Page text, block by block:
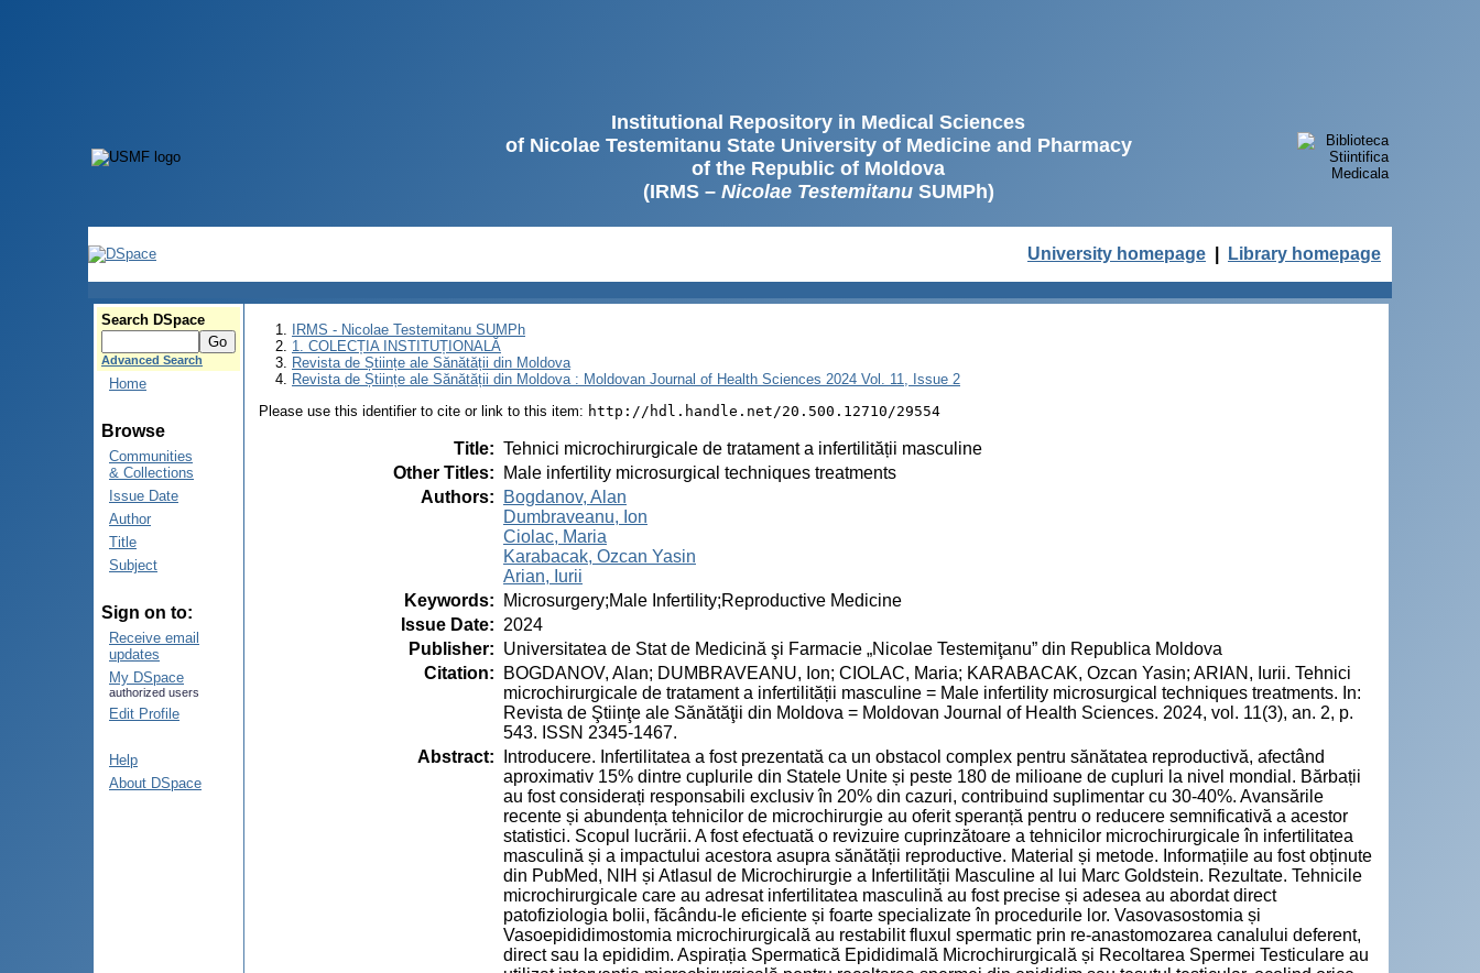
Institutional Repository in Medical Sciences
of Nicolae Testemitanu State University of Medicine and Pharmacy
of the Republic of Moldova
(IRMS – Nicolae TestemitanuSUMPh)
University homepage Library homepage
Search DSpace
Advanced Search
Home
Browse
Communities
& Collections
Issue Date
Author
Title
Subject
Sign on to:
Receive email
updates
My DSpace
authorized users
Edit Profile
Help
About DSpace
IRMS - Nicolae Testemitanu SUMPh
1. COLECȚIA INSTITUȚIONALĂ
Revista de Științe ale Sănătății din Moldova
Revista de Științe ale Sănătății din Moldova : Moldovan Journal of Health Sciences 2024 Vol. 11, Issue 2
Please use this identifier to cite or link to this item: http://hdl.handle.net/20.500.12710/29554
Title: Tehnici microchirurgicale de tratament a infertilității masculine
Other Titles:
Male infertility microsurgical techniques treatments
Authors:
Bogdanov, Alan
Dumbraveanu, Ion
Ciolac, Maria
Karabacak, Ozcan Yasin
Arian, Iurii
Keywords:
Microsurgery;Male Infertility;Reproductive Medicine
Issue Date: 2024
Publisher: Universitatea de Stat de Medicină şi Farmacie „Nicolae Testemiţanu” din Republica Moldova
Citation:
BOGDANOV, Alan; DUMBRAVEANU, Ion; CIOLAC, Maria; KARABACAK, Ozcan Yasin; ARIAN, Iurii. Tehnici
microchirurgicale de tratament a infertilității masculine = Male infertility microsurgical techniques treatments. In:
Revista de Ştiinţe ale Sănătăţii din Moldova = Moldovan Journal of Health Sciences. 2024, vol. 11(3), an. 2, p.
543. ISSN 2345-1467.
Abstract:
Introducere. Infertilitatea a fost prezentată ca un obstacol complex pentru sănătatea reproductivă, afectând
aproximativ 15% dintre cuplurile din Statele Unite și peste 180 de milioane de cupluri la nivel mondial. Bărbații
au fost considerați responsabili exclusiv în 20% din cazuri, contribuind suplimentar cu 30-40%. Avansările
recente și abundența tehnicilor de microchirurgie au oferit speranță pentru o reducere semnificativă a acestor
statistici. Scopul lucrării. A fost efectuată o revizuire cuprinzătoare a tehnicilor microchirurgicale în infertilitatea
masculină și a impactului acestora asupra sănătății reproductive. Material și metode. Informațiile au fost obținute
din PubMed, NIH și Atlasul de Microchirurgie a Infertilității Masculine al lui Marc Goldstein. Rezultate. Tehnicile
microchirurgicale care au adresat infertilitatea masculină au fost precise și adesea au abordat direct
patofiziologia bolii, făcându-le eficiente și foarte specializate în procedurile lor. Vasovasostomia și
Vasoepididimostomia microchirurgicală au restabilit fluxul spermatic prin re-anastomozarea canalului deferent,
direct sau la epididim. Aspirația Spermatică Epididimală Microchirurgicală și Recoltarea Spermei Testiculare au